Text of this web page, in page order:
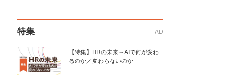
特集 AD
【特集】HRの未来～AIで何が変わ
るのか／変わらないのか